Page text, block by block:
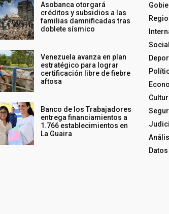
Asobanca otorgará
créditos y subsidios a las
familias damnificadas tras
doblete sísmico
Venezuela avanza en plan
estratégico para lograr
certificación libre de fiebre
aftosa
Banco de los Trabajadores
entrega financiamientos a
1.766 establecimientos en
La Guaira
Social
Datos